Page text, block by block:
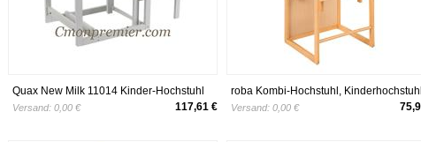
Quax New Milk 11014 Kinder-Hochstuhl
Kubus
Versand: 0,00 € 117,61 €
roba Kombi-Hochstuhl, Kinderhochstuhl
mit Essbrett wandelbar zu Tisch &
Versand: 0,00 €